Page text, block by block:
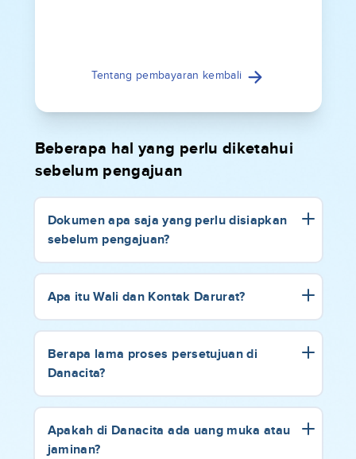
Tentang pembayaran kembali
Beberapa hal yang perlu diketahui
sebelum pengajuan
Dokumen apa saja yang perlu disiapkan
sebelum pengajuan?
Apa itu Wali dan Kontak Darurat?
Berapa lama proses persetujuan di
Danacita?
Apakah di Danacita ada uang muka atau
jaminan?